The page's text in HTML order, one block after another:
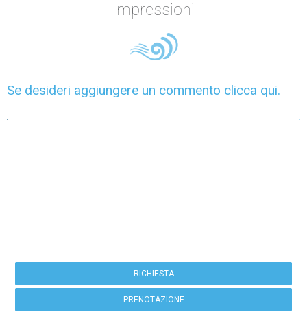
GALLERIA FOTOGRAFICA
Impressioni
Se desideri aggiungere un commento clicca qui.
RICHIESTA
PRENOTAZIONE